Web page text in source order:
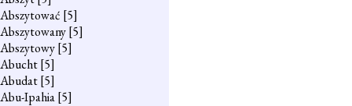
Abszytować [5]
Abszytowany[5]
Abszytowy[5]
Abucht[5]
Abudat[5]
Abu-Ipahia[5]